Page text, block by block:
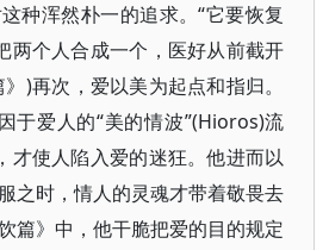
种浑然朴一的追求。“它要恢复
两个人合成一个，医好从前截开
)再次，爱以美为起点和指归。
于爱人的“美的情波”(Hioros)流
才使人陷入爱的迷狂。他进而以
之时，情人的灵魂才带着敬畏去
篇》中，他干脆把爱的目的规定